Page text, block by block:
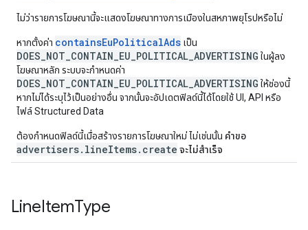
ไม่ว่ารายการโฆษณานี้จะแสดงโฆษณาทางการเมืองในสหภาพยุโรปหรือไม่
หากตั้งค่า containsEuPoliticalAds เป็น
DOES_NOT_CONTAIN_EU_POLITICAL_ADVERTISING ในผู้ลง
โฆษณาหลัก ระบบจะกำหนดค่า
DOES_NOT_CONTAIN_EU_POLITICAL_ADVERTISING ให้ช่องนี้
หากไม่ได้ระบุไว้เป็นอย่างอื่น จากนั้นจะอัปเดตฟิลด์นี้ได้โดยใช้ UI, API หรือ
ไฟล์ Structured Data
ต้องกำหนดฟิลด์นี้เมื่อสร้างรายการโฆษณาใหม่ ไม่เช่นนั้น คำขอ
advertisers.lineItems.create จะไม่สำเร็จ
LineItemType